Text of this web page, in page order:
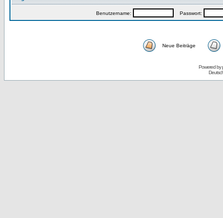
Benutzername: Passwort:
Neue Beiträge
Powered by